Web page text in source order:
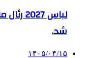
لباس
شد.
۱۴۰۵/۰۴/۱۵